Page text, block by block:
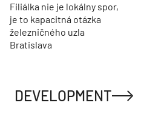
Filiálka nie je lokálny spor,
je to kapacitná otázka
železničného uzla
Bratislava
DEVELOPMENT